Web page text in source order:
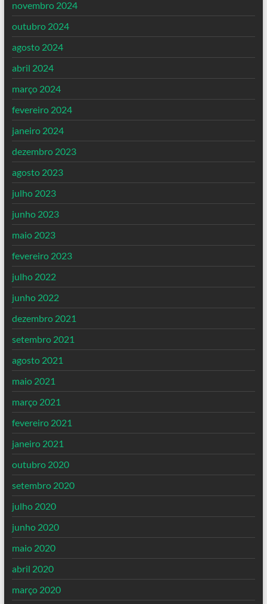
novembro 2024
outubro 2024
agosto 2024
abril 2024
março 2024
fevereiro 2024
janeiro 2024
dezembro 2023
agosto 2023
julho 2023
junho 2023
maio 2023
fevereiro 2023
julho 2022
junho 2022
dezembro 2021
setembro 2021
agosto 2021
maio 2021
março 2021
fevereiro 2021
janeiro 2021
outubro 2020
setembro 2020
julho 2020
junho 2020
maio 2020
abril 2020
março 2020